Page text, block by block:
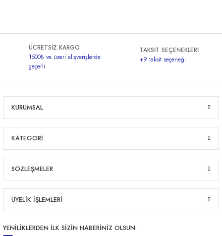
ÜCRETSİZ KARGO
1500₺ ve üzeri alışverişlerde
geçerli
TAKSİT SEÇENEKLERİ
+9 taksit seçeneği
KURUMSAL
KATEGORİ
SÖZLEŞMELER
ÜYELİK İŞLEMLERİ
YENİLİKLERDEN İLK SİZİN HABERİNİZ OLSUN.